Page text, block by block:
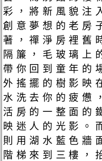
彩，將新風貌注
創意夢想的老房
著，禪淨房裡舊
隔簾，毛玻璃上
帶你回到童年的
外搖擺的樹影映
水洗去你的疲憊
活房的一整面的
映迷人的光影。
則用湖水藍色牆
階梯來到三樓，